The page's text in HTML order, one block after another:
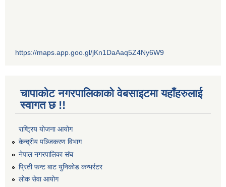
https://maps.app.goo.gl/jKn1DaAaq5Z4Ny6W9
चापाकोट नगरपालिकाको वेबसाइटमा यहाँहरुलाई
स्वागत छ !!
राष्ट्रिय योजना आयोग
केन्द्रीय पञ्जिकरण विभाग
नेपाल नगरपालिका संघ
प्रिती फन्ट बाट युनिकोड कन्भर्रटर
लोक सेवा आयोग